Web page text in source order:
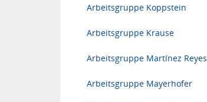
Arbeitsgruppe Koppstein
Arbeitsgruppe Krause
Arbeitsgruppe Martínez Reyes
Arbeitsgruppe Mayerhofer